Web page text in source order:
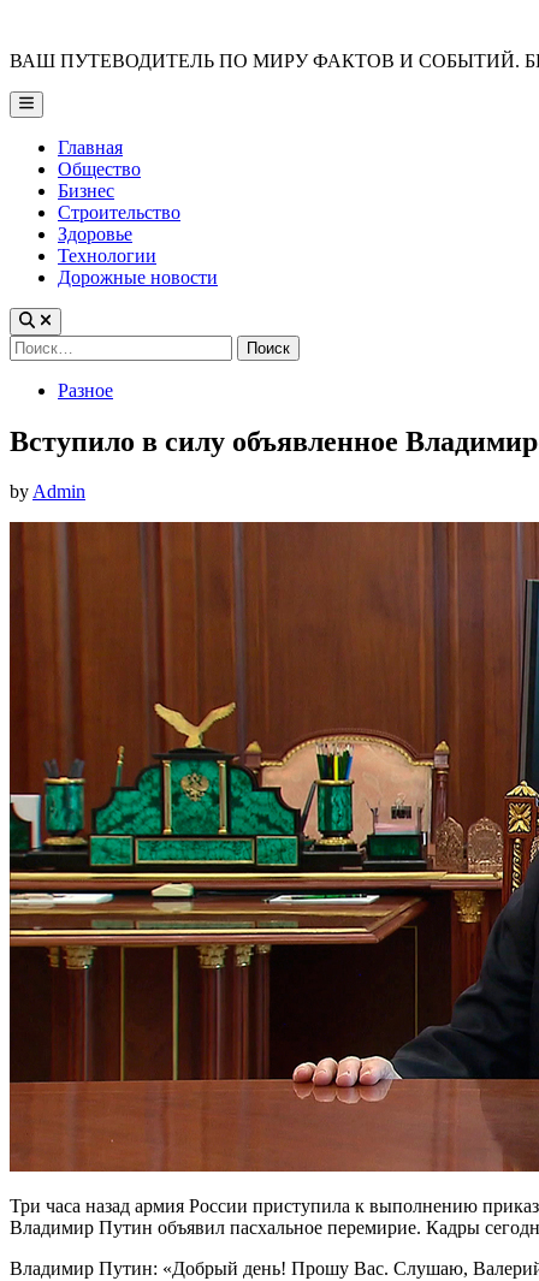
content
ВАШ ПУТЕВОДИТЕЛЬ ПО МИРУ ФАКТОВ И СОБЫТИЙ.
Main
Menu
Главная
Общество
Бизнес
Строительство
Здоровье
Технологии
Дорожные новости
Найти:
PostedРазное
Вступило в силу объявленное
byAdmin
Три часа назад армия России приступила к выполнению
Владимир Путин объявил пасхальное перемирие. Кадры
Владимир Путин: «Добрый день! Прошу Вас. Слушаю,